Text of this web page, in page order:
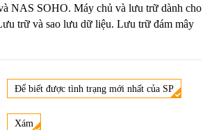
NAS SOHO. Máy chủ và lưu trữ dành cho
trữ và sao lưu dữ liệu. Lưu trữ đám mây
Để biết được tình trạng mới nhất của SP
Xám